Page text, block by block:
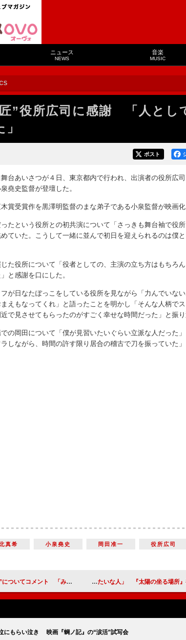
ニュース
NEWS
音楽
MUSIC
”役所広司に感謝 「人とし
ポスト
台あいさつが４日、東京都内で行われ、出演者の役所広
堯史監督が登壇した。
賞受賞作を黒澤明監督のまな弟子である小泉監督が映画化
たという役所との初共演について「さっきも舞台袖で役
ていた。こうして一緒に並んで初日を迎えられるのは僕
た役所について「役者としての、主演の立ち方はもちろ
と感謝を口にした。
が日なたぼっこをしている役所を見ながら「力んでいな
えもなってくれ」と語ったことを明かし「そんな人柄で
で見させてもらったのがすごく幸せな時間だった」と振り
の岡田について「僕が見習いたいぐらい立派な人だった
しながら、時間の許す限り居合の稽古で刀を振っていた
真希 小泉堯史 岡田准一
役所広司
「みんなに気を付けてもらいたいです」 木村文乃、水川あさみは「太陽みたいな人」 『太陽
にもらい泣き 映画『蜩ノ記』の“涙活”試写会